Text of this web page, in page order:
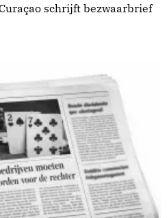
schrijft bezwaarbrief